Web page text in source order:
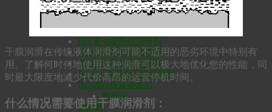
涡轮机油
防锈润滑剂
BPL多功能防锈润滑剂
食品级BPL防锈润滑剂
BPL食品级白色润滑剂
Bio-Dry食品级干膜润滑剂
Bio-Blast快速渗透剂
枪械油
防锈剂
干膜润滑在传统液体润滑剂可能不适用的恶劣环境中特别有
用。了解何时何地使用这种润滑可以极大地优化您的性能，同
时最大限度地减少代价高昂的运营停机时间。
什么情况需要使用干膜润滑剂：